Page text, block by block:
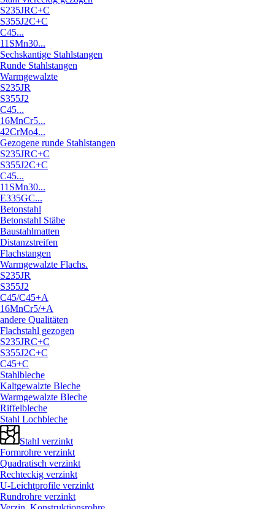
S235JRC+C
S355J2C+C
C45...
11SMn30...
Sechskantige Stahlstangen
Runde Stahlstangen
Warmgewalzte
S235JR
S355J2
C45...
16MnCr5...
42CrMo4...
Gezogene runde Stahlstangen
S235JRC+C
S355J2C+C
C45...
11SMn30...
E335GC...
Betonstahl
Betonstahl Stäbe
Baustahlmatten
Distanzstreifen
Flachstangen
Warmgewalzte Flachs.
S235JR
S355J2
C45/C45+A
16MnCr5/+A
andere Qualitäten
Flachstahl gezogen
S235JRC+C
S355J2C+C
C45+C
Stahlbleche
Kaltgewalzte Bleche
Warmgewalzte Bleche
Riffelbleche
Stahl Lochbleche
Stahl verzinkt
Formrohre verzinkt
Quadratisch verzinkt
Rechteckig verzinkt
U-Leichtprofile verzinkt
Rundrohre verzinkt